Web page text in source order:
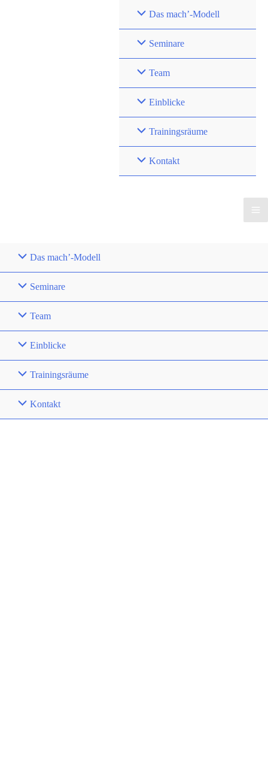
Das mach’-Modell
Seminare
Team
Einblicke
Trainingsräume
Kontakt
Das mach’-Modell
Seminare
Team
Einblicke
Trainingsräume
Kontakt